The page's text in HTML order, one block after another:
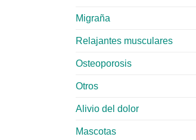
Migraña
Relajantes musculares
Osteoporosis
Otros
Alivio del dolor
Mascotas